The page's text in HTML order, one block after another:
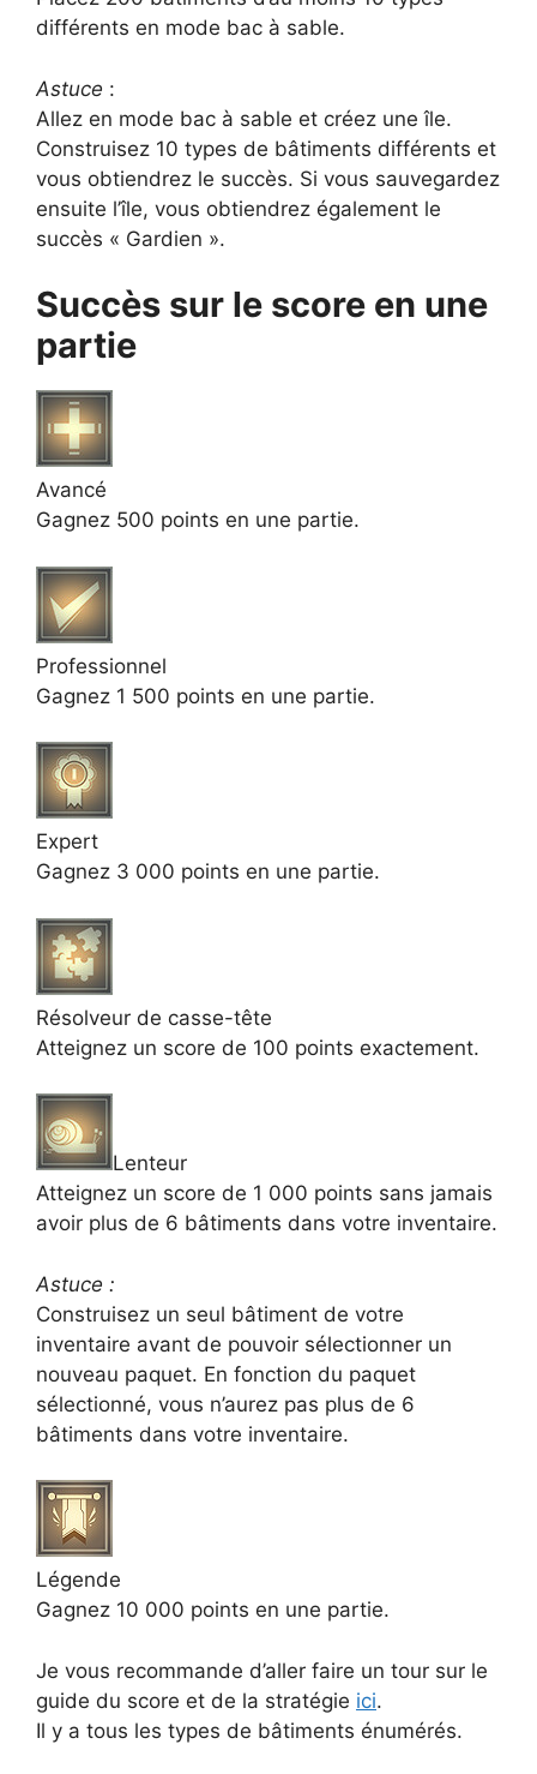
différents en mode bac à sable.
Astuce :
Allez en mode bac à sable et créez une île.
Construisez 10 types de bâtiments différents et
vous obtiendrez le succès. Si vous sauvegardez
ensuite l’île, vous obtiendrez également le
succès « Gardien ».
Succès sur le score en une
partie
Avancé
Gagnez 500 points en une partie.
Professionnel
Gagnez 1 500 points en une partie.
Expert
Gagnez 3 000 points en une partie.
Résolveur de casse-tête
Atteignez un score de 100 points exactement.
Lenteur
Atteignez un score de 1 000 points sans jamais
avoir plus de 6 bâtiments dans votre inventaire.
Astuce :
Construisez un seul bâtiment de votre
inventaire avant de pouvoir sélectionner un
nouveau paquet. En fonction du paquet
sélectionné, vous n’aurez pas plus de 6
bâtiments dans votre inventaire.
Légende
Gagnez 10 000 points en une partie.
Je vous recommande d’aller faire un tour sur le
guide du score et de la stratégie ici.
Il y a tous les types de bâtiments énumérés.